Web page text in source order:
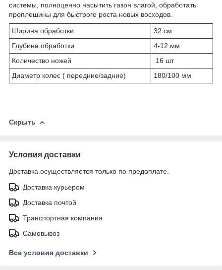
системы, полноценно насытить газон влагой, обработать
проплешины для быстрого роста новых восходов.
Ширина обработки
32 см
Глубина обработки
4-12 мм
Количество ножей
16 шт
Диаметр колес ( передние/задние)
180/100 мм
Скрыть
Условия доставки
Доставка осуществляется только по предоплате.
Доставка курьером
Доставка почтой
Транспортная компания
Самовывоз
Все условия доставки